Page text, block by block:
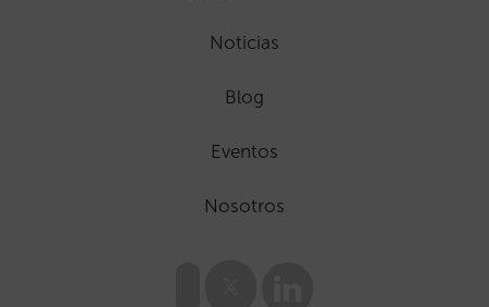
Noticias
Blog
Eventos
Nosotros